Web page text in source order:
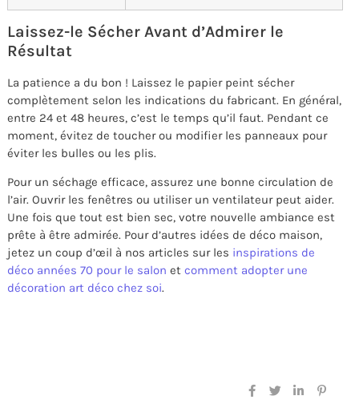
Laissez-le Sécher Avant d’Admirer le
Résultat
La patience a du bon ! Laissez le papier peint sécher
complètement selon les indications du fabricant. En général,
entre 24 et 48 heures, c’est le temps qu’il faut. Pendant ce
moment, évitez de toucher ou modifier les panneaux pour
éviter les bulles ou les plis.
Pour un séchage efficace, assurez une bonne circulation de
l’air. Ouvrir les fenêtres ou utiliser un ventilateur peut aider.
Une fois que tout est bien sec, votre nouvelle ambiance est
prête à être admirée. Pour d’autres idées de déco maison,
jetez un coup d’œil à nos articles sur les inspirations de
déco années 70 pour le salon et comment adopter une
décoration art déco chez soi.